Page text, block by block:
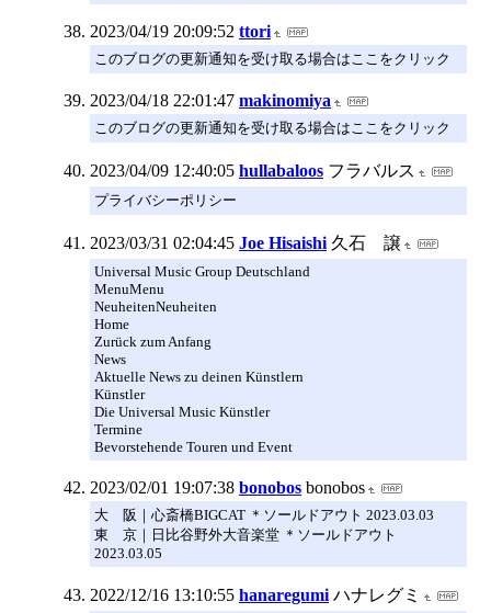
2023/04/19 20:09:52 ttori
このブログの更新通知を受け取る場合はここをクリック
2023/04/18 22:01:47 makinomiya
このブログの更新通知を受け取る場合はここをクリック
2023/04/09 12:40:05 hullabaloos フラバルス
プライバシーポリシー
2023/03/31 02:04:45 Joe Hisaishi 久石 譲
Universal Music Group Deutschland
MenuMenu
NeuheitenNeuheiten
Home
Zurück zum Anfang
News
Aktuelle News zu deinen Künstlern
Künstler
Die Universal Music Künstler
Termine
Bevorstehende Touren und Event
2023/02/01 19:07:38 bonobos bonobos
大 阪｜心斎橋BIGCAT ＊ソールドアウト 2023.03.03
東 京｜日比谷野外大音楽堂 ＊ソールドアウト
2023.03.05
2022/12/16 13:10:55 hanaregumi ハナレグミ